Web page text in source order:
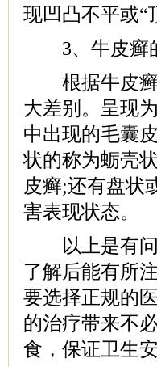
现凹凸不平或“
3、牛皮癣
根据牛皮癣
大差别。呈现
中出现的毛囊
状的称为蛎壳
皮癣;还有盘状
害表现状态。
以上是有问
了解后能有所
要选择正规的
的治疗带来不
食，保证卫生安